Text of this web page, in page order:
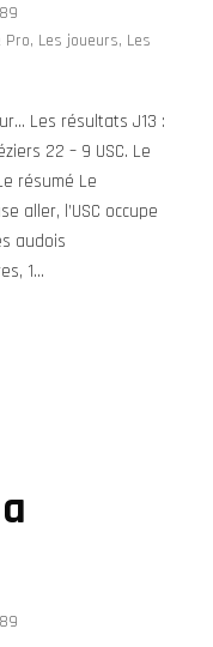
Pro, Les joueurs, Les
Les résultats J13 :
22 – 9 USC. Le
résumé Le
aller, l’USC occupe
audois
1...